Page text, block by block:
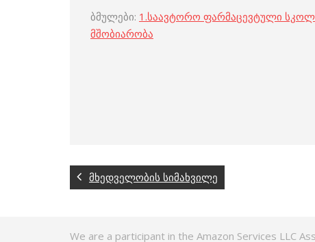
ბმულები: 1.საავტორო ფარმაცევტული
მშობიარობა
მხედველობის სიმახვილე
We are a participant in the Amazon Services LLC